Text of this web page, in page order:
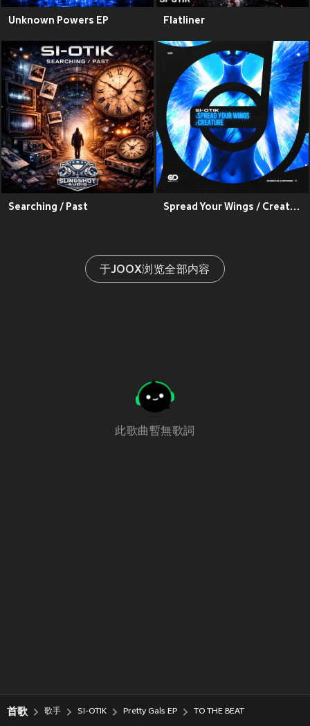
Unknown Powers EP Flatliner
Searching / Past Spread Your Wings / Creature
于JOOX浏览全部内容
此歌曲暫無歌詞
首歌 歌手 SI-OTIK Pretty Gals EP TO THE BEAT